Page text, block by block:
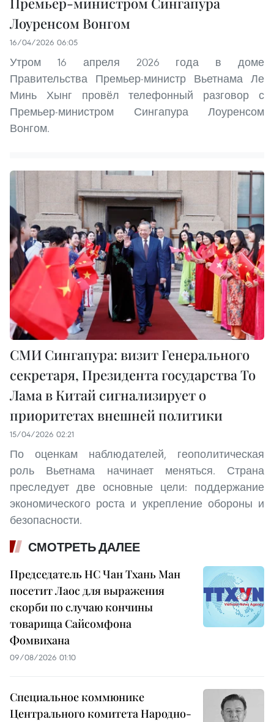
Лоуренсом Вонгом
16/04/2026 06:05
Утром 16 апреля 2026 года в доме
Правительства Премьер-министр Вьетнама Ле
Минь Хынг провёл телефонный разговор с
Премьер-министром Сингапура Лоуренсом
Вонгом.
СМИ Сингапура: визит Генерального
секретаря, Президента государства То
Лама в Китай сигнализирует о
приоритетах внешней политики
15/04/2026 02:21
По оценкам наблюдателей, геополитическая
роль Вьетнама начинает меняться. Страна
преследует две основные цели: поддержание
экономического роста и укрепление обороны и
безопасности.
СМОТРЕТЬ ДАЛЕЕ
Председатель НС Чан Тхань Ман
посетит Лаос для выражения
скорби по случаю кончины
товарища Сайсомфона
Фомвихана
09/08/2026 01:10
Специальное коммюнике
Центрального комитета Народно-